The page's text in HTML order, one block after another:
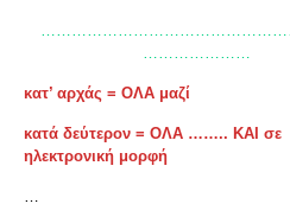
…………………
κατ’ αρχάς = ΟΛΑ μαζί
κατά δεύτερον = ΟΛΑ …….. ΚΑΙ σε
ηλεκτρονική μορφή
…